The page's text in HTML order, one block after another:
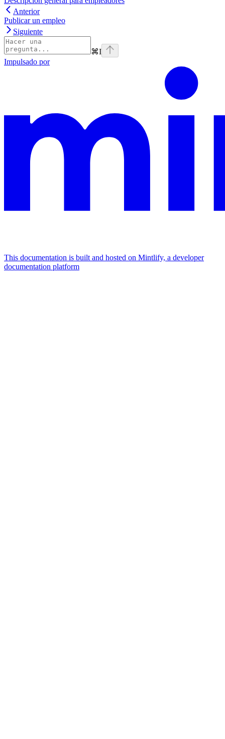
Anterior
Publicar un empleo
Siguiente
⌘I
Impulsado por
This documentation is built and hosted on Mintlify, a developer
documentation platform